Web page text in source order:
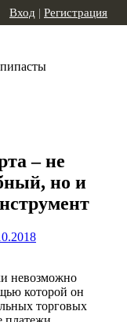
Вход | Регистрация
– не
но и
невозможно
которой он
торговых